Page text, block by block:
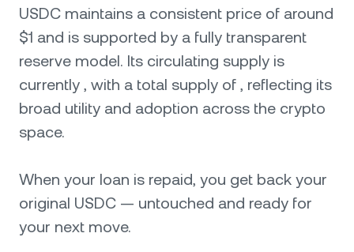
USDC maintains a consistent price of around
$1 and is supported by a fully transparent
reserve model. Its circulating supply is
currently , with a total supply of , reflecting its
broad utility and adoption across the crypto
space.
When your loan is repaid, you get back your
original USDC — untouched and ready for
your next move.